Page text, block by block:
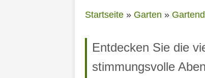
Startseite » Garten »
Entdecken Sie die
stimmungsvolle